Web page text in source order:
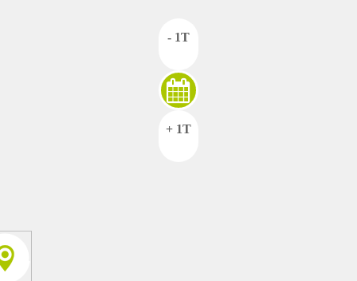
- 1T
+ 1T